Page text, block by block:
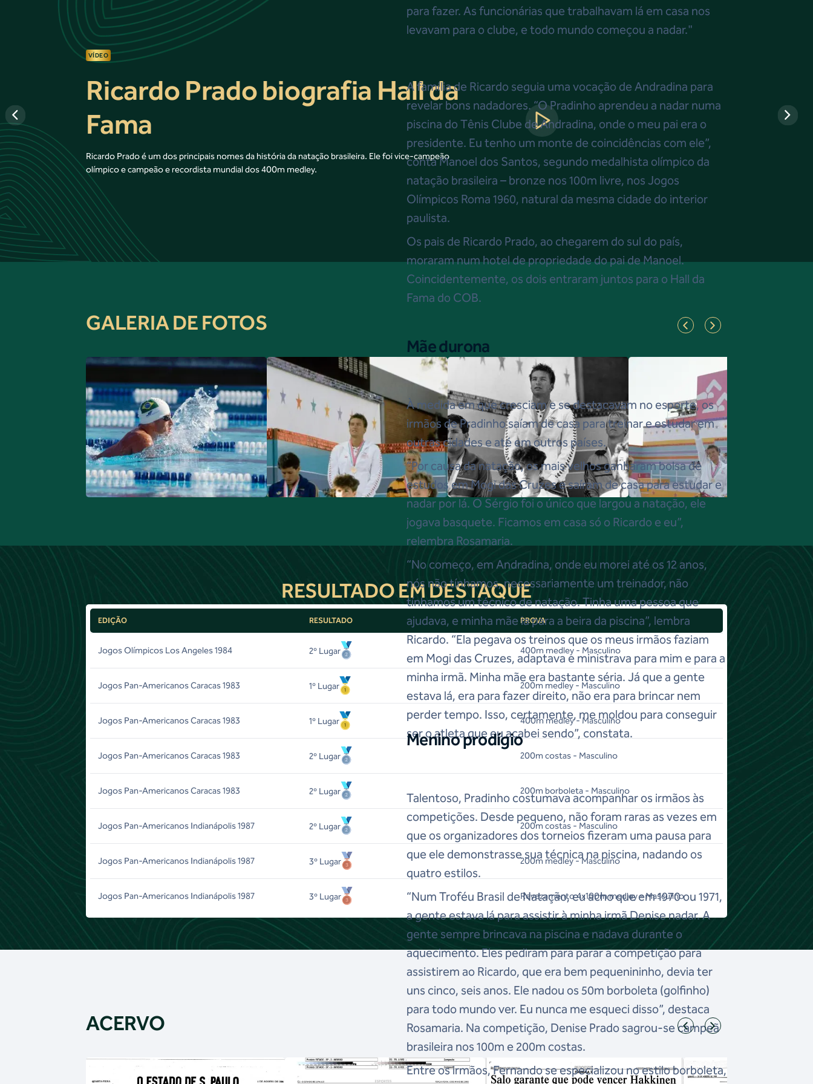
para fazer. As funcionárias que trabalhavam lá em casa nos
levavam para o clube, e todo mundo começou a nadar."
A família de Ricardo seguia uma vocação de Andradina para
revelar bons nadadores. “O Pradinho aprendeu a nadar numa
piscina do Tênis Clube de Andradina, onde o meu pai era o
presidente. Eu tenho um monte de coincidências com ele”,
conta Manoel dos Santos, segundo medalhista olímpico da
natação brasileira – bronze nos 100m livre, nos Jogos
Olímpicos Roma 1960, natural da mesma cidade do interior
paulista.
Os pais de Ricardo Prado, ao chegarem do sul do país,
moraram num hotel de propriedade do pai de Manoel.
Coincidentemente, os dois entraram juntos para o Hall da
Fama do COB.
Mãe durona
À medida em que cresciam e se destacavam no esporte, os
irmãos de Pradinho saíam de casa para treinar e estudar em
outras cidades e até em outros países.
“Por causa da natação, os mais velhos ganharam bolsa de
estudos em Mogi das Cruzes e saíram de casa para estudar e
nadar por lá. O Sérgio foi o único que largou a natação, ele
jogava basquete. Ficamos em casa só o Ricardo e eu”,
relembra Rosamaria.
“No começo, em Andradina, onde eu morei até os 12 anos,
nós não tínhamos, necessariamente um treinador, não
tínhamos um técnico de natação. Tinha uma pessoa que
ajudava, e minha mãe ia para a beira da piscina”, lembra
Ricardo. “Ela pegava os treinos que os meus irmãos faziam
em Mogi das Cruzes, adaptava e ministrava para mim e para a
minha irmã. Minha mãe era bastante séria. Já que a gente
estava lá, era para fazer direito, não era para brincar nem
perder tempo. Isso, certamente, me moldou para conseguir
ser o atleta que eu acabei sendo”, constata.
Menino prodígio
Talentoso, Pradinho costumava acompanhar os irmãos às
competições. Desde pequeno, não foram raras as vezes em
que os organizadores dos torneios fizeram uma pausa para
que ele demonstrasse sua técnica na piscina, nadando os
quatro estilos.
“Num Troféu Brasil de Natação, eu acho que em 1970 ou 1971,
a gente estava lá para assistir à minha irmã Denise nadar. A
gente sempre brincava na piscina e nadava durante o
aquecimento. Eles pediram para parar a competição para
assistirem ao Ricardo, que era bem pequenininho, devia ter
uns cinco, seis anos. Ele nadou os 50m borboleta (golfinho)
para todo mundo ver. Eu nunca me esqueci disso”, destaca
Rosamaria. Na competição, Denise Prado sagrou-se campeã
brasileira nos 100m e 200m costas.
Entre os irmãos, Fernando se especializou no estilo borboleta,
VÍDEO
Ricardo Prado biografia Hall da
Fama
Ricardo Prado é um dos principais nomes da história da natação brasileira. Ele foi vice-campeão
olímpico e campeão e recordista mundial dos 400m medley.
GALERIA DE FOTOS
RESULTADO EM DESTAQUE
EDIÇÃO RESULTADO PROVA
Jogos Olímpicos Los Angeles 1984 2º Lugar 400m medley - Masculino
Jogos Pan-Americanos Caracas 1983 1º Lugar 200m medley - Masculino
Jogos Pan-Americanos Caracas 1983 1º Lugar 400m medley - Masculino
Jogos Pan-Americanos Caracas 1983 2º Lugar 200m costas - Masculino
Jogos Pan-Americanos Caracas 1983 2º Lugar 200m borboleta - Masculino
Jogos Pan-Americanos Indianápolis 1987 2º Lugar 200m costas - Masculino
Jogos Pan-Americanos Indianápolis 1987 3º Lugar 200m medley - Masculino
Jogos Pan-Americanos Indianápolis 1987 3º Lugar Revezamento 4x100m medley - Masculino
ACERVO